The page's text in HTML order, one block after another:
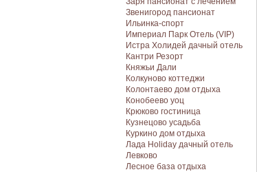
Звенигород пансионат
Ильинка-спорт
Империал Парк Отель (VIP)
Истра Холидей дачный отель
Кантри Резорт
Княжьи Дали
Колкуново коттеджи
Колонтаево дом отдыха
Конобеево уоц
Крюково гостиница
Кузнецово усадьба
Куркино дом отдыха
Лада Holiday дачный отель
Левково
Лесное база отдыха